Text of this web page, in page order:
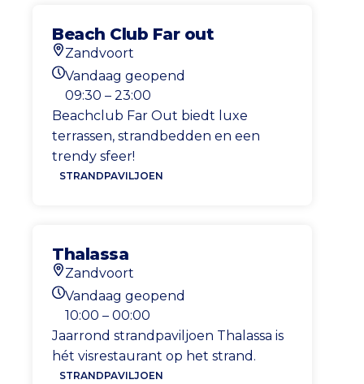
Beach Club Far out
Locatie
Zandvoort
Openingstijden vandaag
Vandaag geopend
09:30 – 23:00
Beachclub Far Out biedt luxe
terrassen, strandbedden en een
trendy sfeer!
STRANDPAVILJOEN
Thalassa
Locatie
Zandvoort
Openingstijden vandaag
Vandaag geopend
10:00 – 00:00
Jaarrond strandpaviljoen Thalassa is
hét visrestaurant op het strand.
STRANDPAVILJOEN